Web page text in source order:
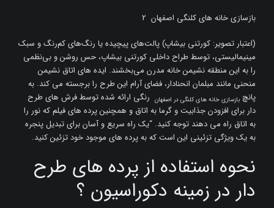
بازسازی خانه های کلنگی اصفهان 2
(اعتبار تصویر: کورتنی بیشاپ) پالت‌های پیچیده یا رنگ‌های کم‌رنگ و سبک
مینیمالیستی، توسط طراح داخلی کورتنی بیشاپ، حس روشن و بی‌نظمی
را به این منطقه نشیمن خانه مدرن می‌بخشند. ایده های اتاق نشیمن
منحنی مانند مبلمان انحنادار، فضای آرام این طرح را برجسته می کند. به
پانچ بازسازی خانه های کلنگی در اصفهان رنگی ارائه شده توسط فرش های طرح
دار برای افزودن جذابیت و گرما به اتاق و همچنین پرده های فیلم که نور را
به اتاق راه می دهند توجه کنید. “یک راه سریع و آسان برای تبدیل پنجره
به یک ویژگی تزئینی این است که به پرده های موجود خود تزئین کنید.
نحوه استفاده از پرده های طرح
دار در زمینه دکوراسیون ؟